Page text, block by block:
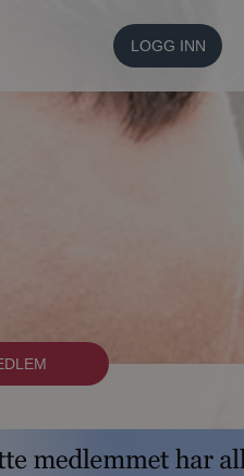
LOGG INN